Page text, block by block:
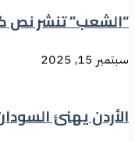
“الشعب” تنشر نص
سبتمبر 15, 2025
الأردن يهنئ